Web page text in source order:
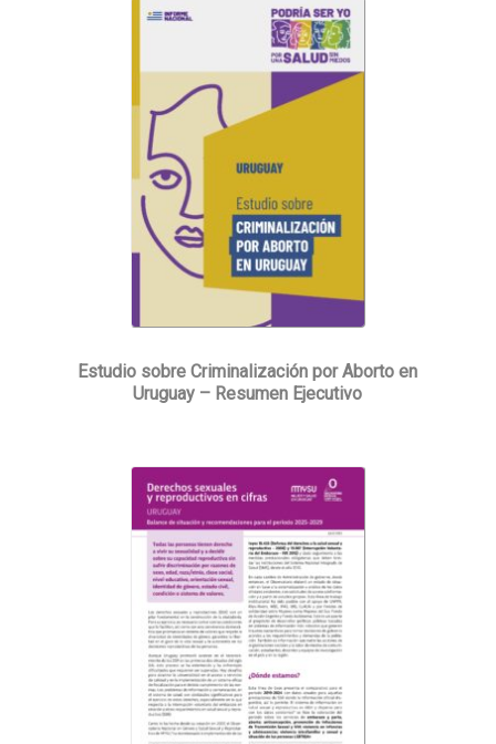
Estudio sobre Criminalización por Aborto en
Uruguay – Resumen Ejecutivo